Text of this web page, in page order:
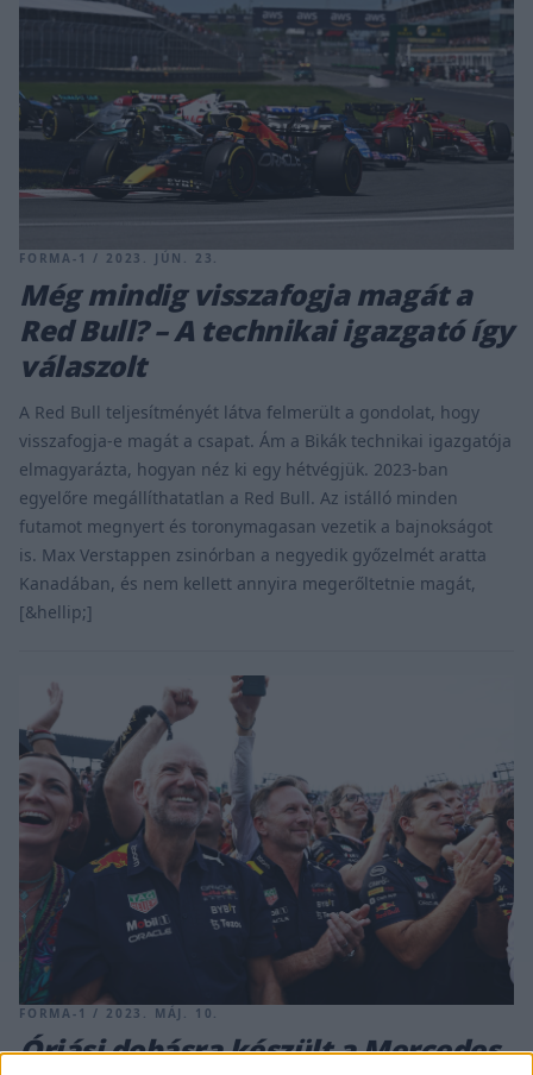
FORMA-1 / 2023. JÚN. 23.
Még mindig visszafogja magát a
Red Bull? – A technikai igazgató így
válaszolt
A Red Bull teljesítményét látva felmerült a gondolat, hogy
visszafogja-e magát a csapat. Ám a Bikák technikai igazgatója
elmagyarázta, hogyan néz ki egy hétvégjük. 2023-ban
egyelőre megállíthatatlan a Red Bull. Az istálló minden
futamot megnyert és toronymagasan vezetik a bajnokságot
is. Max Verstappen zsinórban a negyedik győzelmét aratta
Kanadában, és nem kellett annyira megerőltetnie magát,
[&hellip;]
FORMA-1 / 2023. MÁJ. 10.
Óriási dobásra készült a Mercedes,